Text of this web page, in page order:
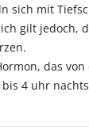
sich mit
gilt jedoch,
das
4 uhr